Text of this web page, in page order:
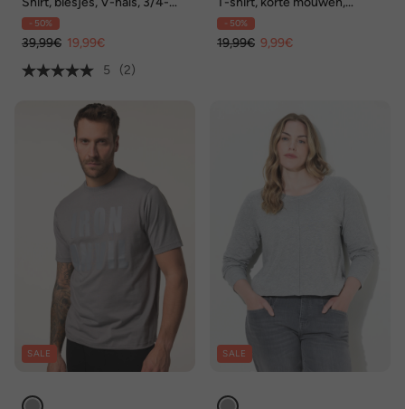
mouwen, biologisch katoen
- 50%
39,99€ 19,99€
5
(2)
borduursel op de borst, tot
8XL
- 50%
19,99€ 9,99€
SALE SALE